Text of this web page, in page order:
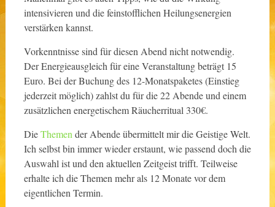
intensivieren und die feinstofflichen Heilungsenergien
verstärken kannst.
Vorkenntnisse sind für diesen Abend nicht notwendig.
Der Energieausgleich für eine Veranstaltung beträgt 15
Euro. Bei der Buchung des 12-Monatspaketes (Einstieg
jederzeit möglich) zahlst du für die 22 Abende und einem
zusätzlichen energetischem Räucherritual 330€.
DieThemen der Abende übermittelt mir die Geistige Welt.
Ich selbst bin immer wieder erstaunt, wie passend doch die
Auswahl ist und den aktuellen Zeitgeist trifft. Teilweise
erhalte ich die Themen mehr als 12 Monate vor dem
eigentlichen Termin.